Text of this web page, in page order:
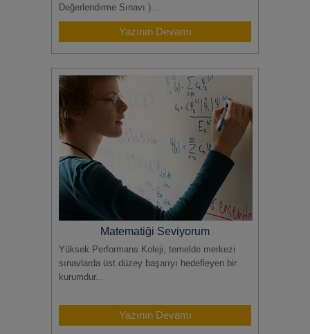
Değerlendirme Sınavı )...
Yazının Devamı
Matematiği Seviyorum
Yüksek Performans Koleji, temelde merkezi
sınavlarda üst düzey başarıyı hedefleyen bir
kurumdur...
Yazının Devamı